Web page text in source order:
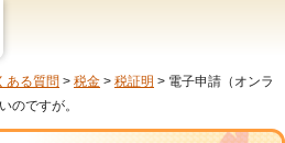
ある質問 > 税金 > 税証明 > 電子申請（オンラ
のですが。